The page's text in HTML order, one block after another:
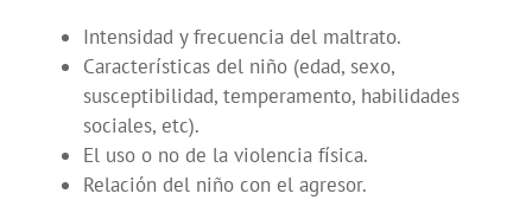
Intensidad y frecuencia del maltrato.
Características del niño (edad, sexo,
susceptibilidad, temperamento, habilidades
sociales, etc).
El uso o no de la violencia física.
Relación del niño con el agresor.